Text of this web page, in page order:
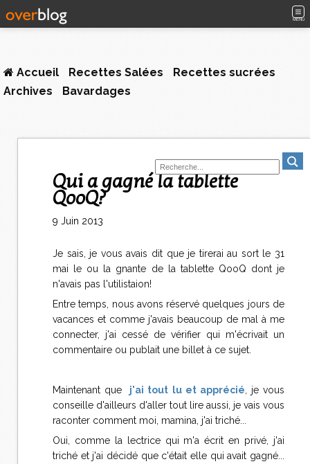
MENU
Accueil Recettes Salées
Recettes sucrées
Archives
Bavardages
Qui a gagné la tablette
QooQ?
9 Juin 2013
Je sais, je vous avais dit que je tirerai au sort le 31
mai le ou la gnante de la tablette QooQ dont je
n'avais pas l'utilistaion!
Entre temps, nous avons réservé quelques jours de
vacances et comme j'avais beaucoup de mal à me
connecter, j'ai cessé de vérifier qui m'écrivait un
commentaire ou publait une billet à ce sujet.
Maintenant que j'ai tout lu et apprécié , je vous
conseille d'ailleurs d'aller tout lire aussi, je vais vous
raconter comment moi, mamina, j'ai triché...
Oui, comme la lectrice qui m'a écrit en privé, j'ai
triché et j'ai décidé que c'était elle qui avait gagné...